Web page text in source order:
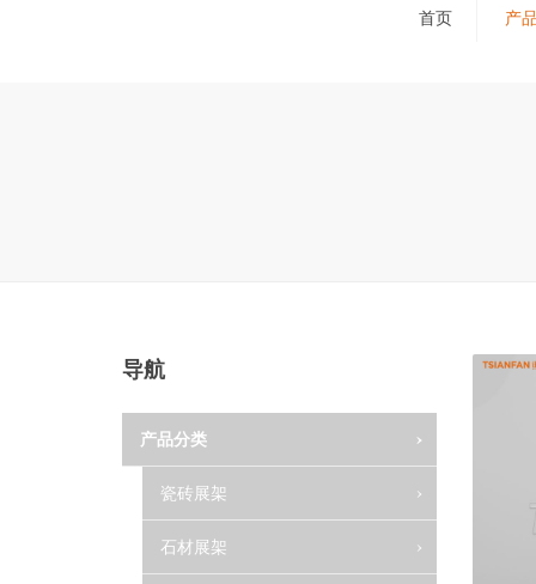
首页 产
导航
产品分类
瓷砖展架
石材展架